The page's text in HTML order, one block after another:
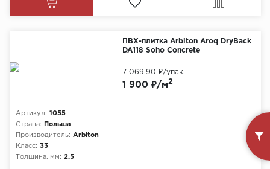
ПВХ-плитка Arbiton Aroq DryBack
DA118 Soho Concrete
Артикул: 1055
Страна:
Польша
Производитель: Arbiton
Класс: 33
Толщина, мм: 2.5
1 900 ₽/м2
7 069.90 ₽/упак.